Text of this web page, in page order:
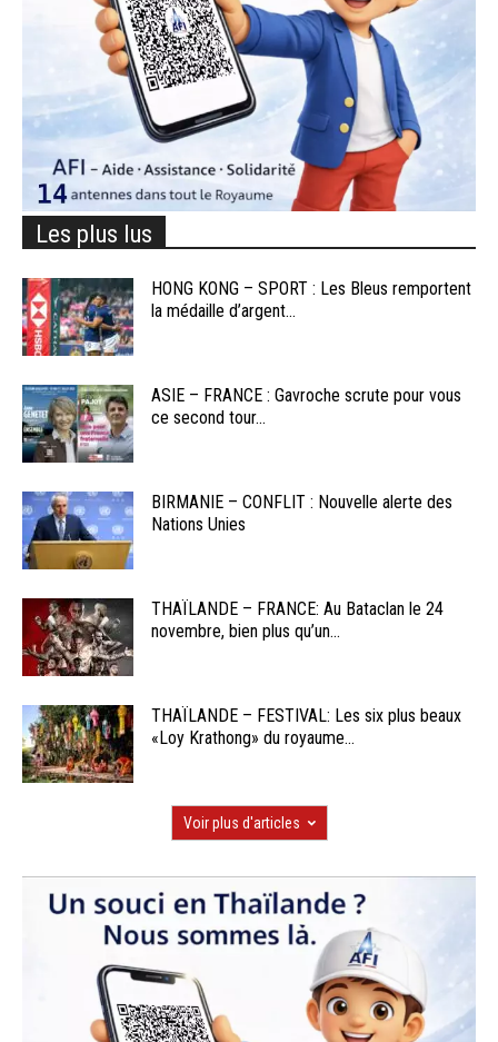
Les plus lus
HONG KONG – SPORT : Les Bleus remportent
la médaille d’argent...
ASIE – FRANCE : Gavroche scrute pour vous
ce second tour...
BIRMANIE – CONFLIT : Nouvelle alerte des
Nations Unies
THAÏLANDE – FRANCE: Au Bataclan le 24
novembre, bien plus qu’un...
THAÏLANDE – FESTIVAL: Les six plus beaux
«Loy Krathong» du royaume...
Voir plus d'articles